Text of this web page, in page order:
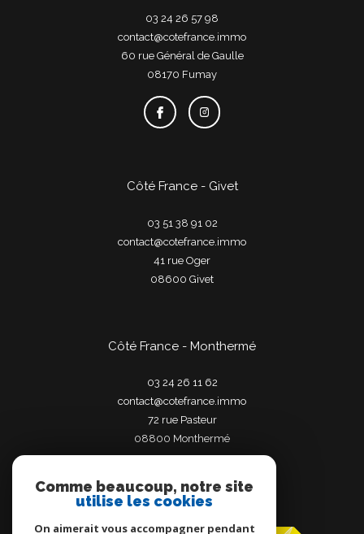
03 24 26 57 98
contact@cotefrance.immo
60 rue Général de Gaulle
08170
fumay
Côté France - Givet
03 51 38 91 02
contact@cotefrance.immo
41 rue Oger
08600
givet
Côté France - Monthermé
03 24 26 11 62
contact@cotefrance.immo
72 rue Pasteur
08800
monthermé
Adhérents
Comme beaucoup, notre site
utilise les cookies
On aimerait vous accompagner pendant